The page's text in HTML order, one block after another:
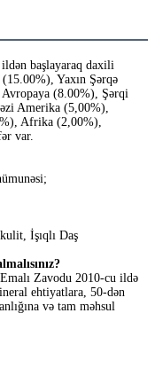
başlayaraq daxili
Yaxın Şərqə
(8.00%), Şərqi
Amerika (5,00%),
Afrika (2,00%),
var.
İşıqlı Daş
Zavodu 2010-cu ildə
ehtiyatlara, 50-dən
və tam məhsul